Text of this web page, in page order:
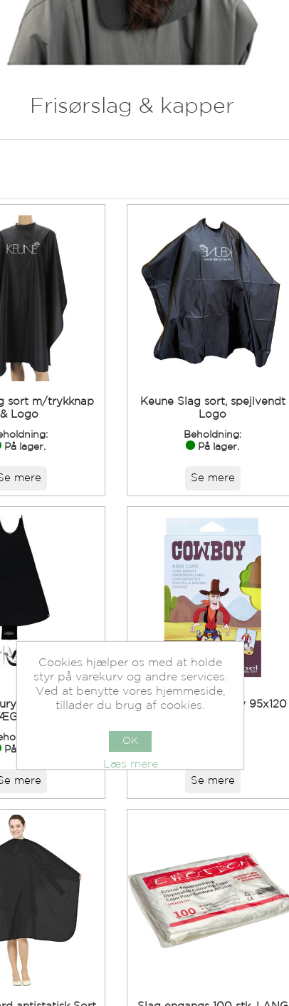
Frisørslag & kapper
sort m/trykknap
& Logo
På lager.
mere
Keune Slag sort, spejlvendt
Logo
Beholdning:
På lager.
Se mere
Beard Cape
På lager.
mere
Slag Børne Cowboy 95x120
Se mere
Cookies hjælper os med at holde
styr på varekurv og andre services.
Ved at benytte vores hjemmeside,
tillader du brug af cookies.
OK
Læs mere